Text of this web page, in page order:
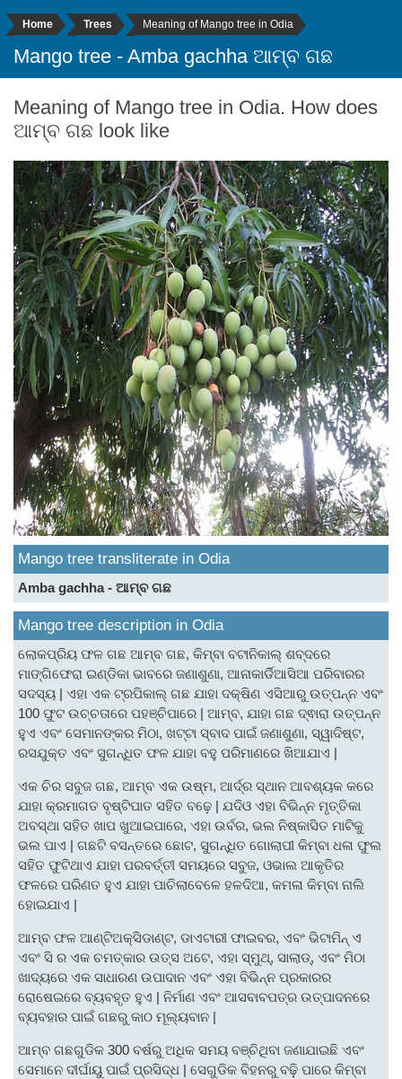
Home Trees Meaning of Mango tree in Odia
Mango tree - Amba gachha ଆମ୍ବ ଗଛ
Meaning of Mango tree in Odia. How does
ଆମ୍ବ ଗଛ look like
Mango tree transliterate in Odia
Amba gachha - ଆମ୍ବ ଗଛ
Mango tree description in Odia
ଲୋକପ୍ରିୟ ଫଳ ଗଛ ଆମ୍ବ ଗଛ, କିମ୍ବା ବଟାନିକାଲ୍ ଶବ୍ଦରେ
ମାଙ୍ଗିଫେରା ଇଣ୍ଡିକା ଭାବରେ ଜଣାଶୁଣା, ଆନାକାର୍ଡିଆସିଆ ପରିବାରର
ସଦସ୍ୟ | ଏହା ଏକ ଟ୍ରପିକାଲ୍ ଗଛ ଯାହା ଦକ୍ଷିଣ ଏସିଆରୁ ଉତ୍ପନ୍ନ ଏବଂ
100 ଫୁଟ ଉଚ୍ଚତାରେ ପହଞ୍ଚିପାରେ | ଆମ୍ବ, ଯାହା ଗଛ ଦ୍ଵାରା ଉତ୍ପନ୍ନ
ହୁଏ ଏବଂ ସେମାନଙ୍କର ମିଠା, ଖଟ୍ଟା ସ୍ବାଦ ପାଇଁ ଜଣାଶୁଣା, ସ୍ୱାଦିଷ୍ଟ,
ରସଯୁକ୍ତ ଏବଂ ସୁଗନ୍ଧିତ ଫଳ ଯାହା ବହୁ ପରିମାଣରେ ଖିଆଯାଏ |
ଏକ ଚିର ସବୁଜ ଗଛ, ଆମ୍ବ ଏକ ଉଷ୍ମ, ଆର୍ଦ୍ର ସ୍ଥାନ ଆବଶ୍ୟକ କରେ
ଯାହା କ୍ରମାଗତ ବୃଷ୍ଟିପାତ ସହିତ ବଢ଼େ | ଯଦିଓ ଏହା ବିଭିନ୍ନ ମୃତ୍ତିକା
ଅବସ୍ଥା ସହିତ ଖାପ ଖୁଆଇପାରେ, ଏହା ଉର୍ବର, ଭଲ ନିଷ୍କାସିତ ମାଟିକୁ
ଭଲ ପାଏ | ଗଛଟି ବସନ୍ତରେ ଛୋଟ, ସୁଗନ୍ଧିତ ଗୋଲାପୀ କିମ୍ବା ଧଳା ଫୁଲ
ସହିତ ଫୁଟିଥାଏ ଯାହା ପରବର୍ତ୍ତୀ ସମୟରେ ସବୁଜ, ଓଭାଲ ଆକୃତିର
ଫଳରେ ପରିଣତ ହୁଏ ଯାହା ପାଚିଲାବେଳେ ହଳଦିଆ, କମଳା କିମ୍ବା ନାଲି
ହୋଇଯାଏ |
ଆମ୍ବ ଫଳ ଆଣ୍ଟିଅକ୍ସିଡାଣ୍ଟ, ଡାଏଟାରୀ ଫାଇବର, ଏବଂ ଭିଟାମିନ୍ ଏ
ଏବଂ ସି ର ଏକ ଚମତ୍କାର ଉତ୍ସ ଅଟେ, ଏହା ସ୍ମୁଥ୍, ସାଲାଡ୍, ଏବଂ ମିଠା
ଖାଦ୍ୟରେ ଏକ ସାଧାରଣ ଉପାଦାନ ଏବଂ ଏହା ବିଭିନ୍ନ ପ୍ରକାରର
ରୋଷେଇରେ ବ୍ୟବହୃତ ହୁଏ | ନିର୍ମାଣ ଏବଂ ଆସବାବପତ୍ର ଉତ୍ପାଦନରେ
ବ୍ୟବହାର ପାଇଁ ଗଛରୁ କାଠ ମୂଲ୍ୟବାନ |
ଆମ୍ବ ଗଛଗୁଡିକ 300 ବର୍ଷରୁ ଅଧିକ ସମୟ ବଞ୍ଚିଥିବା ଜଣାଯାଇଛି ଏବଂ
ସେମାନେ ଦୀର୍ଘାୟୁ ପାଇଁ ପ୍ରସିଦ୍ଧ | ସେଗୁଡିକ ବିହନରୁ ବଢ଼ି଼ ପାରେ କିମ୍ବା